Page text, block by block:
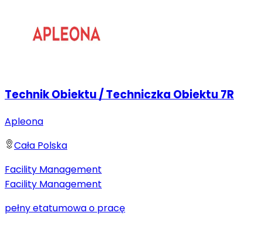
Technik Obiektu / Techniczka Obiektu 7R
Apleona
Cała Polska
Facility Management
Facility Management
pełny etatumowa o pracę